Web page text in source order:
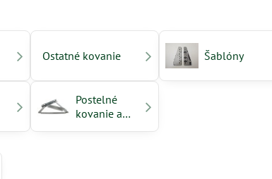
Ostatné kovanie Šablóny
Postelné
kovanie a
výklopy